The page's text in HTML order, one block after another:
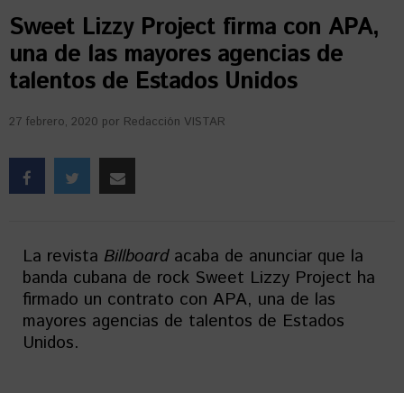
Sweet Lizzy Project firma con APA,
una de las mayores agencias de
talentos de Estados Unidos
27 febrero, 2020 por Redacción VISTAR
La revista Billboardacaba de anunciar que la
banda cubana de rock Sweet Lizzy Project ha
firmado un contrato con APA, una de las
mayores agencias de talentos de Estados
Unidos.